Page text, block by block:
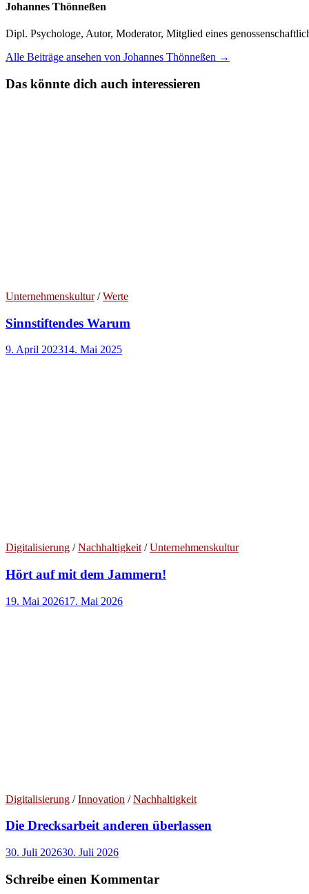
Johannes Thönneßen
Dipl. Psychologe, Autor, Moderator, Mitglied eines
Alle Beiträge ansehen von Johannes Thönneßen →
Das könnte dich auch interessieren
Unternehmenskultur/Werte
Sinnstiftendes Warum
9. April 202314. Mai 2025
Digitalisierung /Nachhaltigkeit /Unternehmenskultur
Hört auf mit dem Jammern!
19. Mai 202617. Mai 2026
Digitalisierung /Innovation /Nachhaltigkeit
Die Drecksarbeit anderen überlassen
30. Juli 202630. Juli 2026
Schreibe einen Kommentar